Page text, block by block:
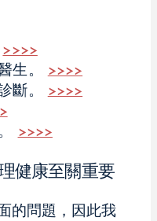
>>>>
生。 >>>>
斷。 >>>>
>>>>
健康至關重要
的問題，因此我